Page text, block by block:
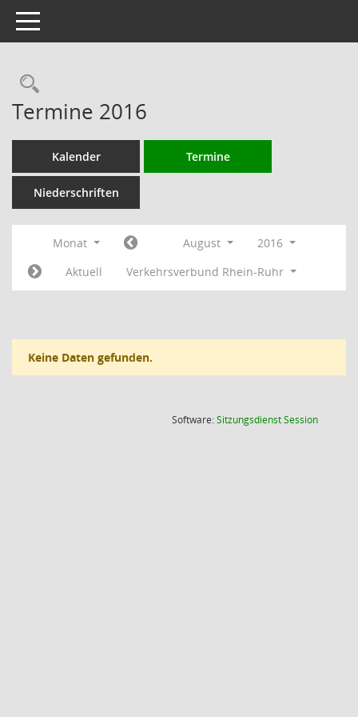
Toggle navigation
Rechercheauswahl
Termine 2016
Kalender Termine
Niederschriften
Monat August
2016
Aktuell
Verkehrsverbund Rhein-Ruhr
Keine Daten gefunden.
Software:SitzungsdienstSession(Wird in